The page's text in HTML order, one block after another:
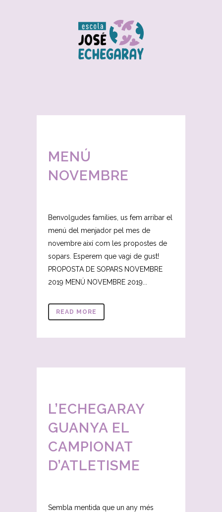
MENÚ
NOVEMBRE
Benvolgudes famílies, us fem arribar el
menú del menjador pel mes de
novembre així com les propostes de
sopars. Esperem que vagi de gust!
PROPOSTA DE SOPARS NOVEMBRE
2019 MENÚ NOVEMBRE 2019...
READ MORE
L’ECHEGARAY
GUANYA EL
CAMPIONAT
D’ATLETISME
Sembla mentida que un any més